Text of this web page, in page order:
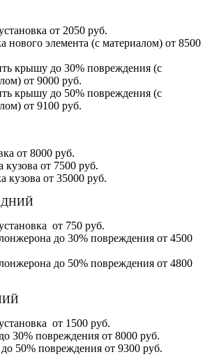
от 2050 руб.
нового элемента (с материалом) от 8500
крышу до 30% повреждения (с
от 9000 руб.
крышу до 50% повреждения (с
от 9100 руб.
от 8000 руб.
кузова от 7500 руб.
кузова от 35000 руб.
от 750 руб.
до 30% повреждения от 4500
до 50% повреждения от 4800
от 1500 руб.
30% повреждения от 8000 руб.
50% повреждения от 9300 руб.